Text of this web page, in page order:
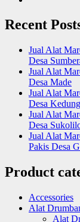
Recent
Jual Alat
Desa
Jual Alat
Desa Made
Jual Alat
Desa
Jual Alat
Desa
Jual Alat
Pakis Desa
Product
Accessories
Alat
Alat